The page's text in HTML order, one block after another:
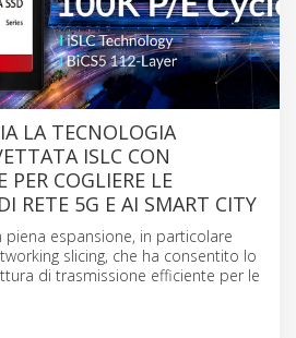
LA TECNOLOGIA
ISLC CON
PER COGLIERE LE
RETE 5G E AI SMART CITY
piena espansione, in particolare
slicing, che ha consentito lo
di trasmissione efficiente per le